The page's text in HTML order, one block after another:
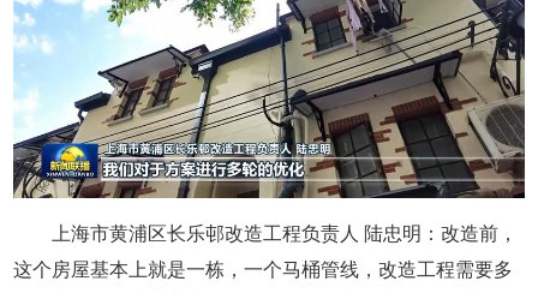
上海市黄浦区长乐邨改造工程负责人 陆忠明：改造前，
这个房屋基本上就是一栋，一个马桶管线，改造工程需要多